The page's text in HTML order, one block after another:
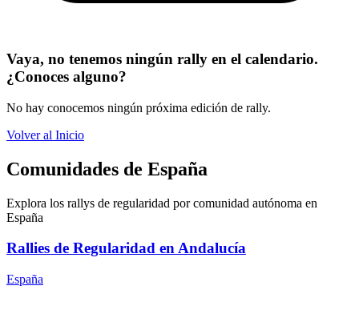
Vaya, no tenemos ningún rally en el calendario.
¿Conoces alguno?
No hay conocemos ningún próxima edición de rally.
Volver al Inicio
Comunidades de España
Explora los rallys de regularidad por comunidad autónoma en
España
Rallies de Regularidad en Andalucía
España